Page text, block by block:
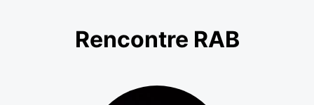
Rencontre RAB